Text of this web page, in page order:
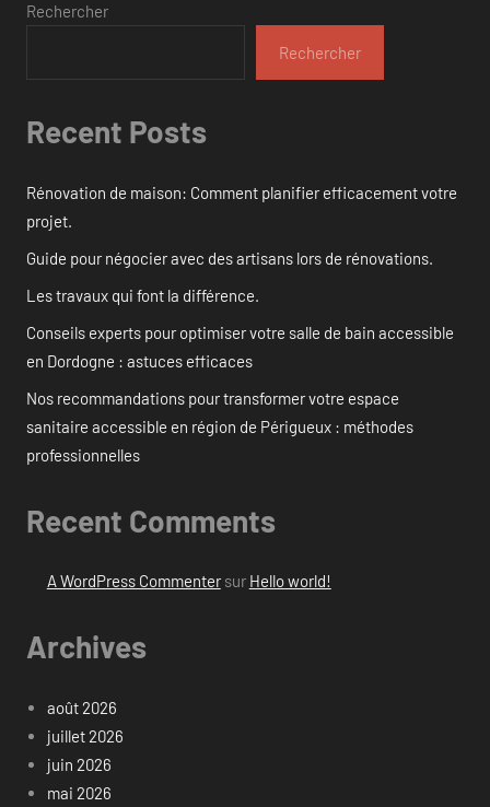
Rechercher
Rechercher
Recent Posts
Rénovation de maison: Comment planifier efficacement votre
projet.
Guide pour négocier avec des artisans lors de rénovations.
Les travaux qui font la différence.
Conseils experts pour optimiser votre salle de bain accessible
en Dordogne : astuces efficaces
Nos recommandations pour transformer votre espace
sanitaire accessible en région de Périgueux : méthodes
professionnelles
Recent Comments
A WordPress Commentersur Hello world!
Archives
août 2026
juillet 2026
juin 2026
mai 2026